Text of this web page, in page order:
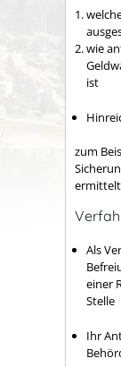
wie
ist
zum
Als
einer
Stelle
Ihr